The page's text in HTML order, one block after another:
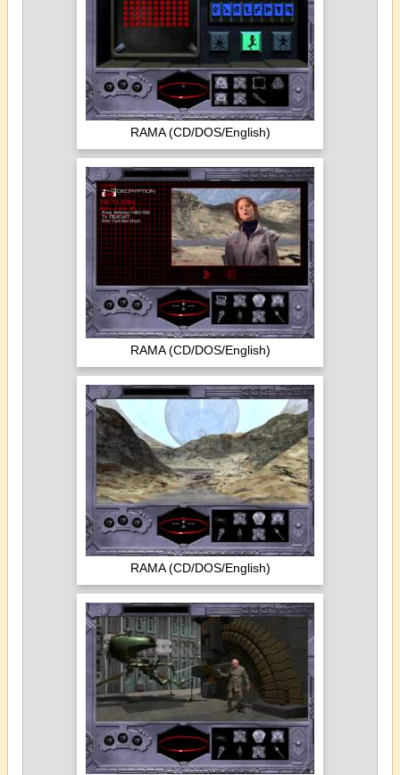
RAMA (CD/DOS/English)
RAMA (CD/DOS/English)
RAMA (CD/DOS/English)